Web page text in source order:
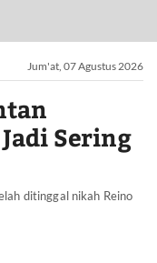
Jum'at, 07 Agustus 2026
Sering
ditinggal nikah Reino